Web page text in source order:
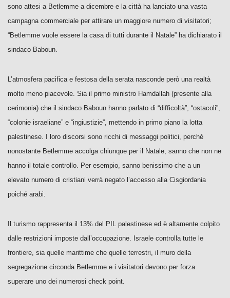
sono attesi a Betlemme a dicembre e la città ha lanciato una vasta
campagna commerciale per attirare un maggiore numero di visitatori;
“Betlemme vuole essere la casa di tutti durante il Natale” ha dichiarato il
sindaco Baboun.
L’atmosfera pacifica e festosa della serata nasconde però una realtà
molto meno piacevole. Sia il primo ministro Hamdallah (presente alla
cerimonia) che il sindaco Baboun hanno parlato di “difficoltà”, “ostacoli”,
“colonie israeliane” e “ingiustizie”, mettendo in primo piano la lotta
palestinese. I loro discorsi sono ricchi di messaggi politici, perché
nonostante Betlemme accolga chiunque per il Natale, sanno che non ne
hanno il totale controllo. Per esempio, sanno benissimo che a un
elevato numero di cristiani verrà negato l’accesso alla Cisgiordania
poiché arabi.
Il turismo rappresenta il 13% del PIL palestinese ed è altamente colpito
dalle restrizioni imposte dall’occupazione. Israele controlla tutte le
frontiere, sia quelle marittime che quelle terrestri, il muro della
segregazione circonda Betlemme e i visitatori devono per forza
superare uno dei numerosi check point.